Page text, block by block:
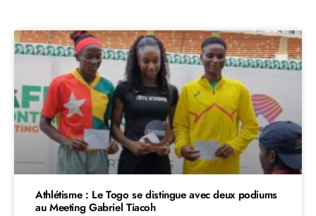
Athlétisme : Le Togo se distingue avec deux podiums
au Meeting Gabriel Tiacoh